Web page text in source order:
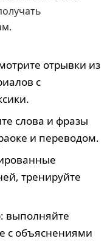
отрывки из
с
слова и фразы
и переводом.
тренируйте
выполняйте
с объяснениями